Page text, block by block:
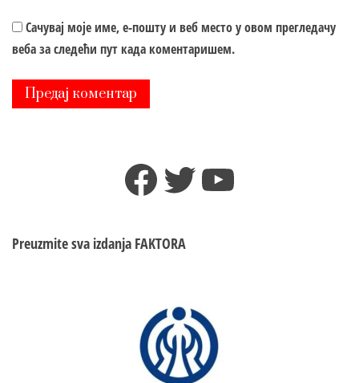
Сачувај моје име, е-пошту и веб место у овом прегледачу
веба за следећи пут када коментаришем.
Facebook
TwitterYouTube
Preuzmite sva izdanja FAKTORA